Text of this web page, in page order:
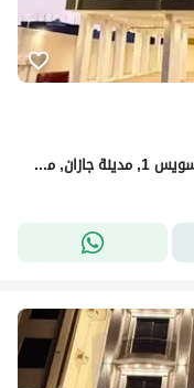
شقة للبيع في شارع أبي الحسن الحلي, حي السويس 1, مدينة جازان, منطقة جازان